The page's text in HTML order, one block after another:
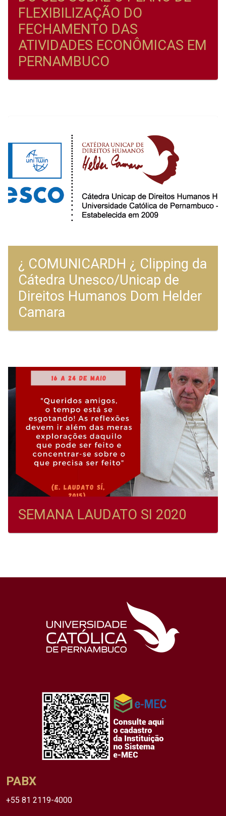
FLEXIBILIZAÇÃO DO
FECHAMENTO DAS
ATIVIDADES ECONÔMICAS EM
PERNAMBUCO
¿ COMUNICARDH ¿ Clipping da
Cátedra Unesco/Unicap de
Direitos Humanos Dom Helder
Camara
SEMANA LAUDATO SI 2020
PABX
+55 81 2119-4000